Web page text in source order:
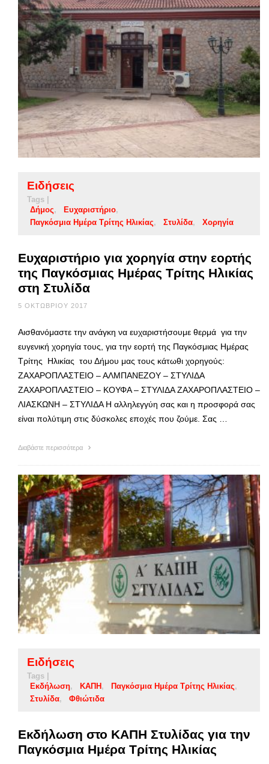
Ειδήσεις
Tags |
Δήμος
Ευχαριστήριο
Παγκόσμια Ημέρα Τρίτης Ηλικίας
Στυλίδα Χορηγία
Ευχαριστήριο για χορηγία στην εορτής
της Παγκόσμιας Ημέρας Τρίτης Ηλικίας
στη Στυλίδα
5 ΟΚΤΩΒΡΊΟΥ 2017
Αισθανόμαστε την ανάγκη να ευχαριστήσουμε θερμά για την
ευγενική χορηγία τους, για την εορτή της Παγκόσμιας Ημέρας
Τρίτης Ηλικίας του Δήμου μας τους κάτωθι χορηγούς:
ΖΑΧΑΡΟΠΛΑΣΤΕΙΟ – ΑΛΜΠΑΝΕΖΟΥ – ΣΤΥΛΙΔΑ
ΖΑΧΑΡΟΠΛΑΣΤΕΙΟ – ΚΟΥΦΑ – ΣΤΥΛΙΔΑ ΖΑΧΑΡΟΠΛΑΣΤΕΙΟ –
ΛΙΑΣΚΩΝΗ – ΣΤΥΛΙΔΑ Η αλληλεγγύη σας και η προσφορά σας
είναι πολύτιμη στις δύσκολες εποχές που ζούμε. Σας …
Διαβάστε περισσότερα
Ειδήσεις
Tags |
Εκδήλωση
ΚΑΠΗ
Παγκόσμια Ημέρα Τρίτης Ηλικίας
Στυλίδα
Φθιώτιδα
Εκδήλωση στο ΚΑΠΗ Στυλίδας για την
Παγκόσμια Ημέρα Τρίτης Ηλικίας